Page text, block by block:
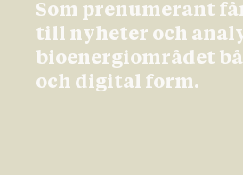
Som prenumerant
till nyheter och
bioenergiområdet
och digital form.